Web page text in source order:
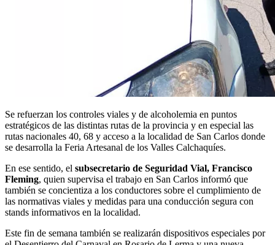
Se refuerzan los controles viales y de alcoholemia en puntos
estratégicos de las distintas rutas de la provincia y en especial las
rutas nacionales 40, 68 y acceso a la localidad de San Carlos donde
se desarrolla la Feria Artesanal de los Valles Calchaquíes.
En ese sentido, el subsecretario de Seguridad Vial, Francisco
Fleming, quien supervisa el trabajo en San Carlos informó que
también se concientiza a los conductores sobre el cumplimiento de
las normativas viales y medidas para una conducción segura con
stands informativos en la localidad.
Este fin de semana también se realizarán dispositivos especiales por